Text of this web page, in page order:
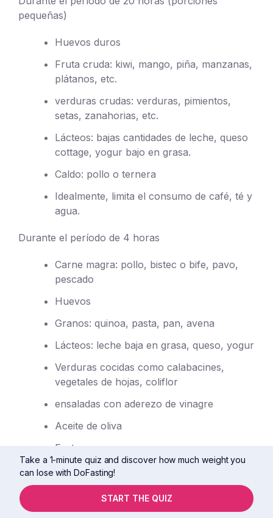
pequeñas)
Huevos duros
Fruta cruda: kiwi, mango, piña, manzanas,
plátanos, etc.
verduras crudas: verduras, pimientos,
setas, zanahorias, etc.
Lácteos: bajas cantidades de leche, queso
cottage, yogur bajo en grasa.
Caldo: pollo o ternera
Idealmente, limita el consumo de café, té y
agua.
Durante el período de 4 horas
Carne magra: pollo, bistec o bife, pavo,
pescado
Huevos
Granos: quinoa, pasta, pan, avena
Lácteos: leche baja en grasa, queso, yogur
Verduras cocidas como calabacines,
vegetales de hojas, coliflor
ensaladas con aderezo de vinagre
Aceite de oliva
Frutos secos
Trata de evitar las comidas rápidas, los alimentos
fritos y procesados, las galletas y otros dulces.
Limita tu consumo de carbohidratos, así como tu
Take a 1-minute quiz and discover how much weight you
can lose with DoFasting!
START THE QUIZ